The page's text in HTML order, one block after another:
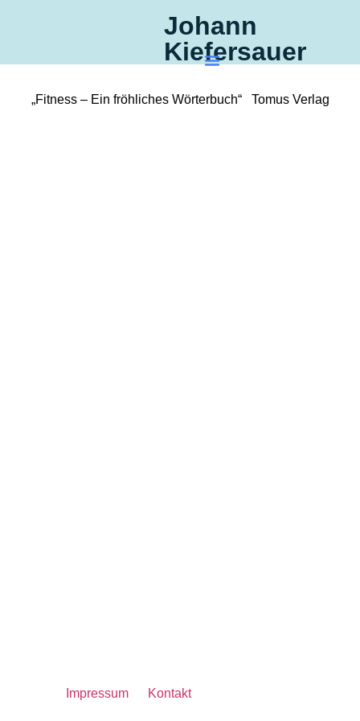
Johann
Kiefersauer
„Fitness – Ein fröhliches Wörterbuch“ Tomus Verlag
Impressum Kontakt